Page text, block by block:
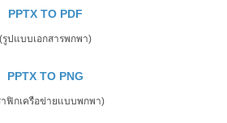
PPTX TO PDF
(รูปแบบเอกสารพกพา)
PPTX TO PNG
าฟิกเครือข่ายแบบพกพา)